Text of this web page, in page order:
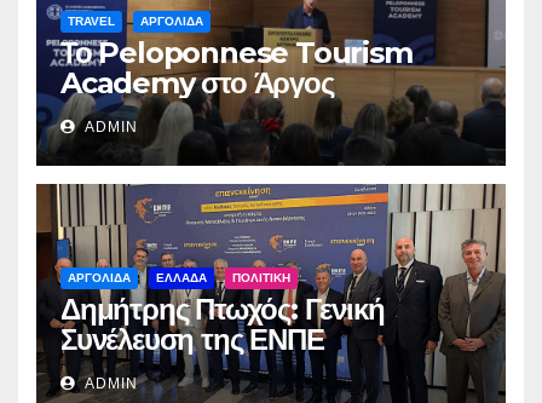
TRAVEL ΑΡΓΟΛΙΔΑ
Το Peloponnese Tourism
Academy στο Άργος
ADMIN
ΑΡΓΟΛΙΔΑ ΕΛΛΑΔΑ ΠΟΛΙΤΙΚΗ
Δημήτρης Πτωχός: Γενική
Συνέλευση της ΕΝΠΕ
ADMIN